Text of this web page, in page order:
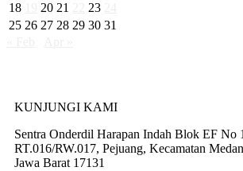
18
20 21 23
25 26 27 28 29 30 31
KUNJUNGI KAMI
Sentra Onderdil Harapan Indah Blok EF No
RT.016/RW.017, Pejuang, Kecamatan
Jawa Barat 17131